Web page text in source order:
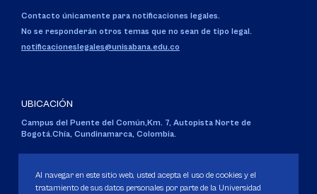
Contacto únicamente para notificaciones legales.
No se responderán otros temas que no sean de tipo legal.
notificacioneslegales@unisabana.edu.co
UBICACIÓN
Campus del Puente del Común,Km. 7, Autopista Norte de
Bogotá.Chía, Cundinamarca, Colombia.
Personería Jurídica:Resolución 130 del 14 de enero de 1980.
Ministerio de Educación Nacional.
Al navegar en este sitio web, usted acepta el uso de cookies y el
tratamiento de sus datos personales por parte de la Universidad